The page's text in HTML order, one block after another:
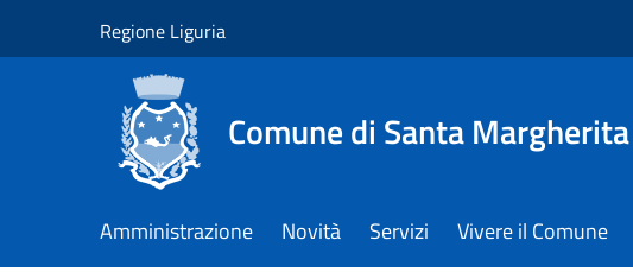
Regione Liguria
Comune di Santa
Amministrazione Novità Servizi Vivere il Comune